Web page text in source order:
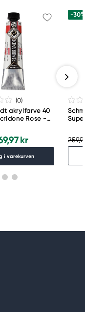
(0)
akrylfarve 40
Rose -
kr
i varekurven
-